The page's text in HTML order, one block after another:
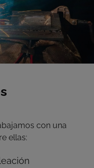
con una
ellas: